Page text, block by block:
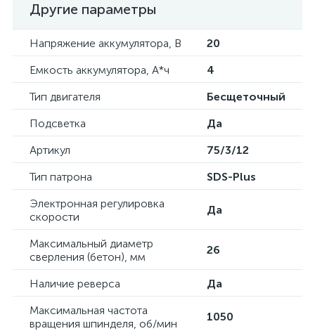
Другие параметры
Напряжение аккумулятора, В
20
Емкость аккумулятора, А*ч
4
Тип двигателя
Бесщеточный
Подсветка
Да
Артикул
75/3/12
Тип патрона
SDS-Plus
Электронная регулировка
скорости
Да
Максимальный диаметр
сверления (бетон), мм
26
Наличие реверса
Да
Максимальная частота
вращения шпинделя, об/мин
1050